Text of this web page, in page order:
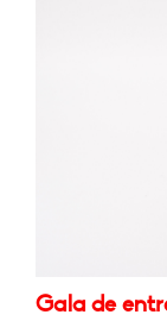
Gala de